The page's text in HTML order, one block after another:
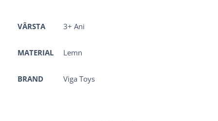
VÂRSTA 3+ Ani
MATERIAL Lemn
BRAND Viga Toys